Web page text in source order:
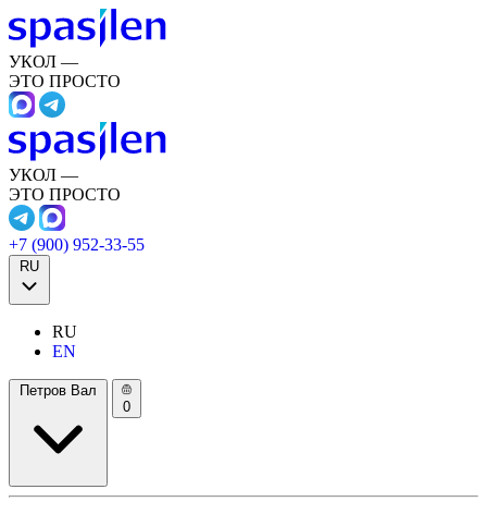
УКОЛ —
ЭТО ПРОСТО
УКОЛ —
ЭТО ПРОСТО
+7 (900) 952-33-55
RU
RU
EN
Петров Вал
0